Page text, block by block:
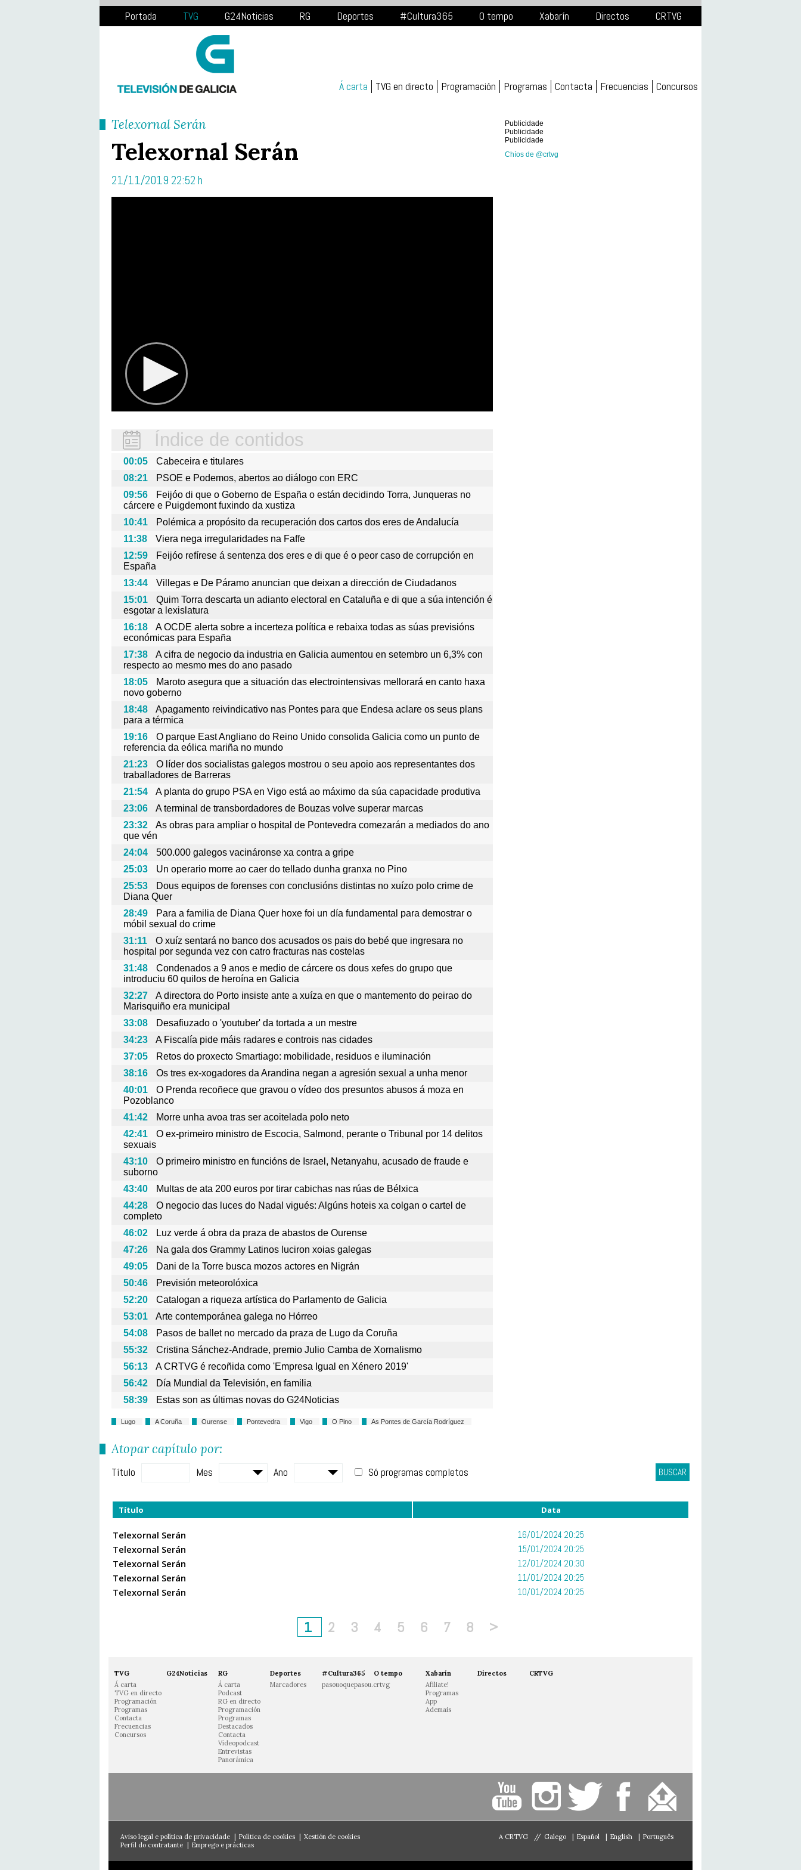
Portada TVG G24Noticias RG Deportes #Cultura365 O tempo Xabarín Directos CRTVG
Á carta TVG en directo Programación Programas Contacta Frecuencias Concursos
Telexornal Serán
Telexornal Serán
21/11/2019 22:52 h
Índice de contidos
00:05
Cabeceira e titulares
08:21
PSOE e Podemos, abertos ao diálogo con ERC
09:56
Feijóo di que o Goberno de España o están decidindo Torra, Junqueras no
cárcere e Puigdemont fuxindo da xustiza
10:41
Polémica a propósito da recuperación dos cartos dos eres de Andalucía
11:38
Viera nega irregularidades na Faffe
12:59
Feijóo refírese á sentenza dos eres e di que é o peor caso de corrupción en
España
13:44
Villegas e De Páramo anuncian que deixan a dirección de Ciudadanos
15:01
Quim Torra descarta un adianto electoral en Cataluña e di que a súa intención é
esgotar a lexislatura
16:18
A OCDE alerta sobre a incerteza política e rebaixa todas as súas previsións
económicas para España
17:38
A cifra de negocio da industria en Galicia aumentou en setembro un 6,3% con
respecto ao mesmo mes do ano pasado
18:05
Maroto asegura que a situación das electrointensivas mellorará en canto haxa
novo goberno
18:48
Apagamento reivindicativo nas Pontes para que Endesa aclare os seus plans
para a térmica
19:16
O parque East Angliano do Reino Unido consolida Galicia como un punto de
referencia da eólica mariña no mundo
21:23
O líder dos socialistas galegos mostrou o seu apoio aos representantes dos
traballadores de Barreras
21:54
A planta do grupo PSA en Vigo está ao máximo da súa capacidade produtiva
23:06
A terminal de transbordadores de Bouzas volve superar marcas
23:32
As obras para ampliar o hospital de Pontevedra comezarán a mediados do ano
que vén
24:04
500.000 galegos vacináronse xa contra a gripe
25:03
Un operario morre ao caer do tellado dunha granxa no Pino
25:53
Dous equipos de forenses con conclusións distintas no xuízo polo crime de
Diana Quer
28:49
Para a familia de Diana Quer hoxe foi un día fundamental para demostrar o
móbil sexual do crime
31:11
O xuíz sentará no banco dos acusados os pais do bebé que ingresara no
hospital por segunda vez con catro fracturas nas costelas
31:48
Condenados a 9 anos e medio de cárcere os dous xefes do grupo que
introduciu 60 quilos de heroína en Galicia
32:27
A directora do Porto insiste ante a xuíza en que o mantemento do peirao do
Marisquiño era municipal
33:08
Desafiuzado o 'youtuber' da tortada a un mestre
34:23
A Fiscalía pide máis radares e controis nas cidades
37:05
Retos do proxecto Smartiago: mobilidade, residuos e iluminación
38:16
Os tres ex-xogadores da Arandina negan a agresión sexual a unha menor
40:01
O Prenda recoñece que gravou o vídeo dos presuntos abusos á moza en
Pozoblanco
41:42
Morre unha avoa tras ser acoitelada polo neto
42:41
O ex-primeiro ministro de Escocia, Salmond, perante o Tribunal por 14 delitos
sexuais
43:10
O primeiro ministro en funcións de Israel, Netanyahu, acusado de fraude e
suborno
43:40
Multas de ata 200 euros por tirar cabichas nas rúas de Bélxica
44:28
O negocio das luces do Nadal vigués: Algúns hoteis xa colgan o cartel de
completo
46:02
Luz verde á obra da praza de abastos de Ourense
47:26
Na gala dos Grammy Latinos luciron xoias galegas
49:05
Dani de la Torre busca mozos actores en Nigrán
50:46
Previsión meteorolóxica
52:20
Catalogan a riqueza artística do Parlamento de Galicia
53:01
Arte contemporánea galega no Hórreo
54:08
Pasos de ballet no mercado da praza de Lugo da Coruña
55:32
Cristina Sánchez-Andrade, premio Julio Camba de Xornalismo
56:13
A CRTVG é recoñida como 'Empresa Igual en Xénero 2019'
56:42
Día Mundial da Televisión, en familia
58:39
Estas son as últimas novas do G24Noticias
Lugo A Coruña Ourense Pontevedra Vigo O Pino As Pontes de García Rodríguez
Publicidade
Publicidade
Publicidade
Chíos de @crtvg
Atopar capítulo por:
Título Mes Ano Só programas completos BUSCAR
Título Data
Telexornal Serán 16/01/2024 20:25
Telexornal Serán 15/01/2024 20:25
Telexornal Serán 12/01/2024 20:30
Telexornal Serán 11/01/2024 20:25
Telexornal Serán 10/01/2024 20:25
1 2 3 4 5 6 7 8 >
TVG
Á carta
TVG en directo
Programación
Programas
Contacta
Frecuencias
Concursos
G24Noticias
RG
Á carta
Podcast
RG en directo
Programación
Programas
Destacados
Contacta
Vídeopodcast
Entrevistas
Panorámica
Deportes
Marcadores
#Cultura365
pasouoquepasou.crtvg
O tempo
Xabarín
Afíliate!
Programas
App
Ademais
Directos CRTVG
Aviso legal e política de privacidade Política de cookies
Xestión de cookies
Perfil do contratante
Emprego e prácticas
A CRTVG // Galego Español English Português